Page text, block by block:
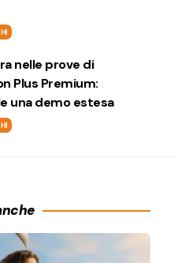
nelle prove di
Plus Premium:
una demo estesa